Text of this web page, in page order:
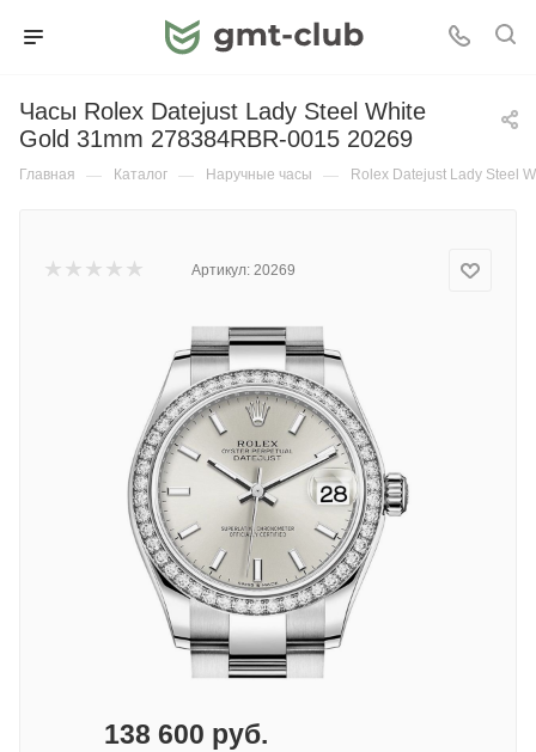
Часы Rolex Datejust Lady Steel White
Gold 31mm 278384RBR-0015 20269
Главная — Каталог — Наручные часы — Rolex Datejust Lady Steel
Артикул: 20269
138 600 руб.